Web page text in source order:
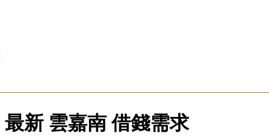
最新 雲嘉南 借錢需求